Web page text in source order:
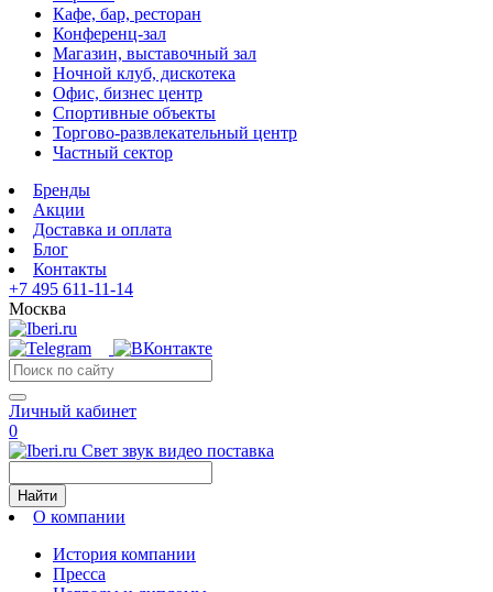
Кафе, бар, ресторан
Конференц-зал
Магазин, выставочный зал
Ночной клуб, дискотека
Офис, бизнес центр
Спортивные объекты
Торгово-развлекательный центр
Частный сектор
Бренды
Акции
Доставка и оплата
Блог
Контакты
+7 495 611-11-14
Москва
Личный кабинет
0
Свет звук видео поставка
Найти
О компании
История компании
Пресса